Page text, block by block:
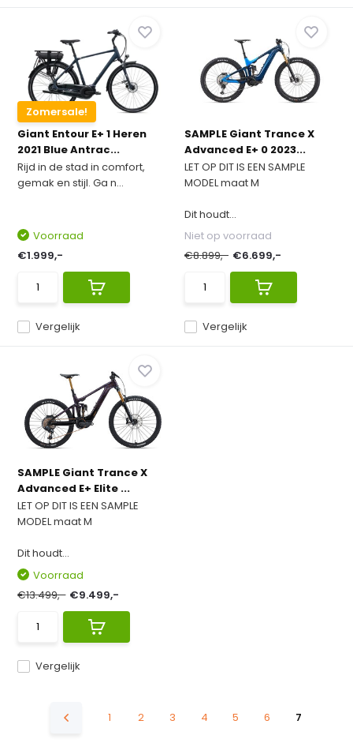
Zomersale!
Giant Entour E+ 1 Heren
2021 Blue Antrac...
Rijd in de stad in comfort,
gemak en stijl. Ga n...
Vergelijk
Voorraad
€1.999,-
SAMPLE Giant Trance X
Advanced E+ 0 2023...
LET OP DIT IS EEN SAMPLE
MODEL maat M
Dit houdt...
Vergelijk
Niet op voorraad
€8.899,- €6.699,-
SAMPLE Giant Trance X
Advanced E+ Elite ...
LET OP DIT IS EEN SAMPLE
MODEL maat M
Dit houdt...
Vergelijk
Voorraad
€13.499,- €9.499,-
1 2 3 4 5 6 7